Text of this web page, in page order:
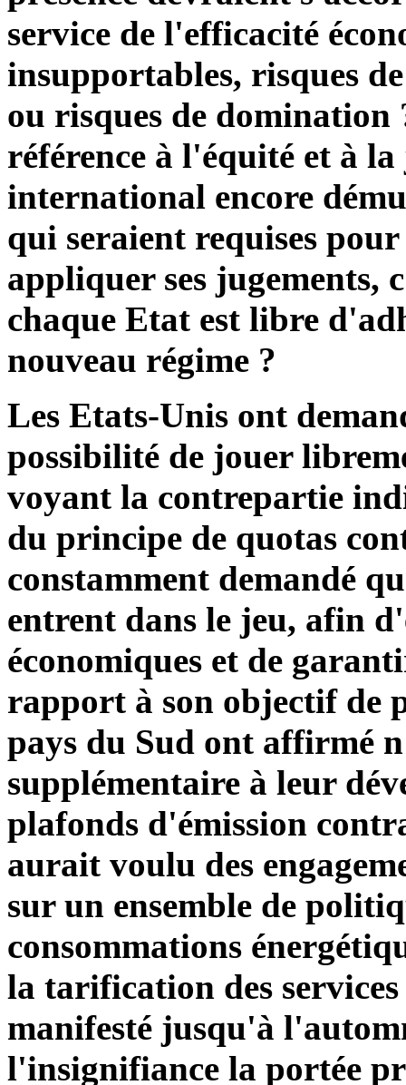
service de l'efficacité
insupportables, risques
ou risques de
référence à l'équité et à
international encore
qui seraient requises
appliquer ses jugements,
chaque Etat est libre
nouveau régime ?
Les Etats-Unis ont
possibilité de jouer
voyant la contrepartie
du principe de quotas
constamment demandé
entrent dans le jeu, afin
économiques et de
rapport à son objectif de
pays du Sud ont affirmé
supplémentaire à leur
plafonds d'émission
aurait voulu des
sur un ensemble de
consommations
la tarification des
manifesté jusqu'à
l'insignifiance la portée